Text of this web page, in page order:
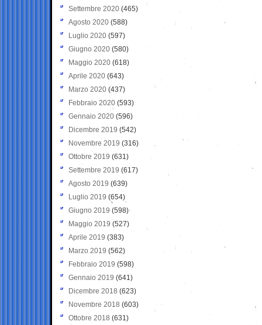
Settembre 2020(465)
Agosto 2020 (588)
Luglio 2020 (597)
Giugno 2020 (580)
Maggio 2020 (618)
Aprile 2020 (643)
Marzo 2020 (437)
Febbraio 2020 (593)
Gennaio 2020 (596)
Dicembre 2019 (542)
Novembre 2019 (316)
Ottobre 2019 (631)
Settembre 2019 (617)
Agosto 2019 (639)
Luglio 2019 (654)
Giugno 2019 (598)
Maggio 2019 (527)
Aprile 2019 (383)
Marzo 2019 (562)
Febbraio 2019 (598)
Gennaio 2019 (641)
Dicembre 2018 (623)
Novembre 2018 (603)
Ottobre 2018 (631)